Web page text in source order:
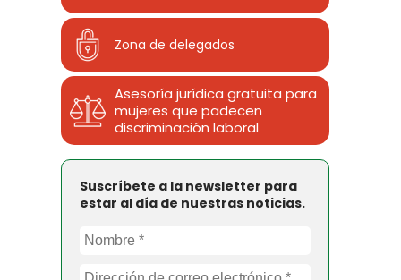
Zona de delegados
Asesoría jurídica gratuita para
mujeres que padecen
discriminación laboral
Suscríbete a la newsletter para
estar al día de nuestras noticias.